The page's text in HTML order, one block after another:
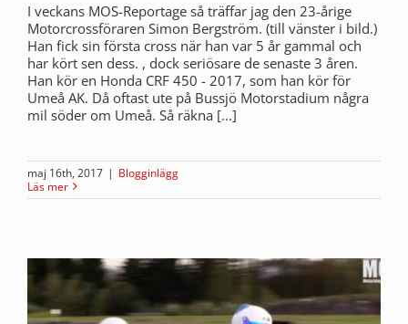
I veckans MOS-Reportage så träffar jag den 23-årige
Motorcrossföraren Simon Bergström. (till vänster i bild.)
Han fick sin första cross när han var 5 år gammal och
har kört sen dess. , dock seriösare de senaste 3 åren.
Han kör en Honda CRF 450 - 2017, som han kör för
Umeå AK. Då oftast ute på Bussjö Motorstadium några
mil söder om Umeå. Så räkna [...]
maj 16th, 2017 | Blogginlägg
Läs mer